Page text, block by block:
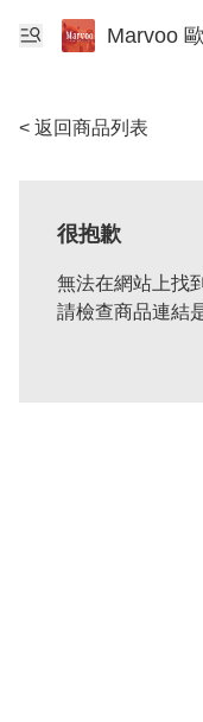
Marvoo
< 返回商品列表
很抱歉
無法在網站上找
請檢查商品連結